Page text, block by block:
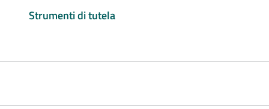
Strumenti di tutela